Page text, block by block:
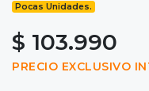
Pocas Unidades.
$ 103.990
PRECIO EXCLUSIVO